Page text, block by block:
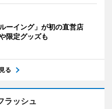
ーイング」が初の直営店
限定グッズも
る
ラッシュ